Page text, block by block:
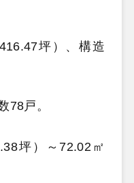
坪）、構造
78戸。
坪）～72.02㎡